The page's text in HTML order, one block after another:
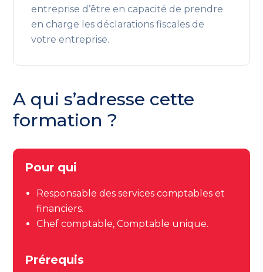
entreprise d’être en capacité de prendre
en charge les déclarations fiscales de
votre entreprise.
A qui s’adresse cette
formation ?
Pour qui
Responsable des services comptables et
financiers.
Chef comptable, Comptable unique.
Prérequis